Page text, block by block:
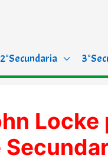
2°Secundaria
Locke